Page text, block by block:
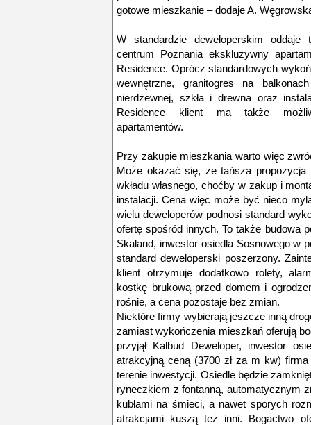
gotowe mieszkanie – dodaje A.
W standardzie deweloperskim
centrum Poznania ekskluzywny
Residence. Oprócz standardowych
wewnętrzne, granitogres na
nierdzewnej, szkła i drewna oraz
Residence klient ma także
apartamentów.
Przy zakupie mieszkania warto więc
Może okazać się, że tańsza propozycja
wkładu własnego, choćby w zakup i
instalacji. Cena więc może być nieco
wielu deweloperów podnosi standard
ofertę spośród innych. To także budowa
Skaland, inwestor osiedla Sosnowego w
standard deweloperski poszerzony.
klient otrzymuje dodatkowo rolety,
kostkę brukową przed domem i
rośnie, a cena pozostaje bez zmian.
Niektóre firmy wybierają jeszcze inną
zamiast wykończenia mieszkań oferują
przyjął Kalbud Deweloper, inwestor
atrakcyjną ceną (3700 zł za m kw)
terenie inwestycji. Osiedle będzie
ryneczkiem z fontanną, automatycznym
kubłami na śmieci, a nawet sporych
atrakcjami kuszą też inni. Bogactwo